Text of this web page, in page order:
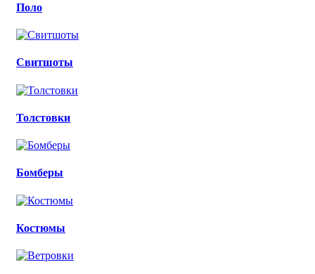
Поло
Свитшоты
Толстовки
Бомберы
Костюмы